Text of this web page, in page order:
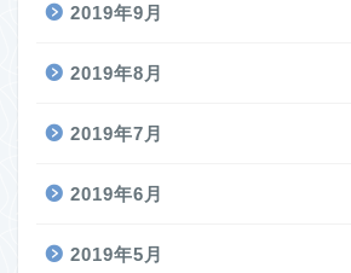
2019年9月
2019年8月
2019年7月
2019年6月
2019年5月